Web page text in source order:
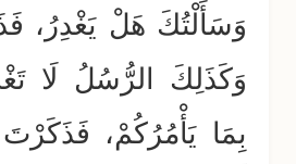
وَسَأَلْتُكَ هَلْ يَغْدِرُ،
وَكَذَلِكَ الرُّسُلُ لَا
بِمَا يَأْمُرُكُمْ،